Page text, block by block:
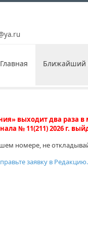
Главная Ближайший
выходит два раза
№ 11(211) 2026 г.
номере, не
заявку в Редакцию.